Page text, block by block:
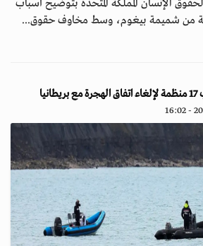
الإنسان المملكة المتحدة بتوضيح أسباب
من شميمة بيغوم، وسط مخاوف حقوق...